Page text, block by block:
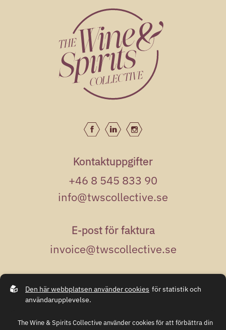
Kontaktuppgifter
+46 8 545 833 90
info@twscollective.se
E-post för faktura
invoice@twscollective.se
Kungsgatan 50
111 35 Stockholm
Den här webbplatsen använder cookies för statistik och
användarupplevelse.
The Wine & Spirits Collective använder cookies för att förbättra din